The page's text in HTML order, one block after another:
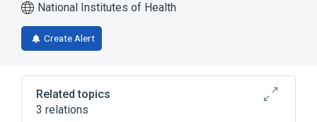
National Institutes of Health
Create Alert
Related topics
3 relations